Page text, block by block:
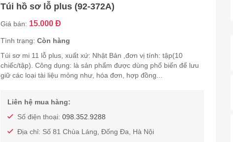
Túi hồ sơ lỗ plus (92-372A)
Giá bán: 15.000 Đ
Tình trạng:Còn hàng
Túi sơ mi 11 lỗ plus, xuất xứ: Nhật Bản ,đơn vị tính: tập(10
chiếc/tập). Công dụng: là sản phẩm được dùng phổ biến để lưu
giữ các loại tài liệu mỏng như, hóa đơn, hợp đồng...
Liên hệ mua hàng:
Số điện thoại:098.352.9288
Địa chỉ: Số 81 Chùa Láng, Đống Đa, Hà Nội